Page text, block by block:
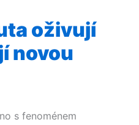
oživují
novou
s fenoménem